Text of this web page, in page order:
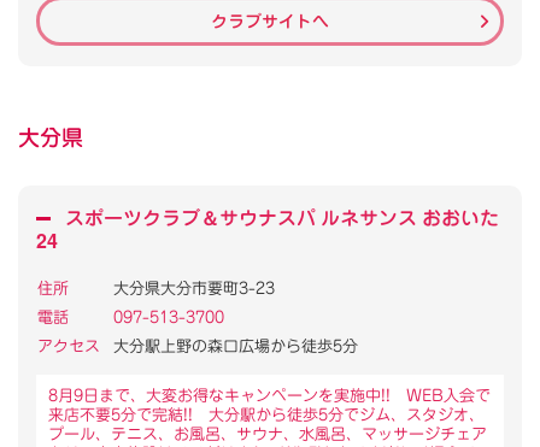
クラブサイトへ
大分県
スポーツクラブ＆サウナスパ ルネサンス おおいた
24
住所
大分県大分市要町3-23
電話
097-513-3700
アクセス
大分駅上野の森口広場から徒歩5分
8月9日まで、大変お得なキャンペーンを実施中!! WEB入会で
来店不要5分で完結!! 大分駅から徒歩5分でジム、スタジオ、
プール、テニス、お風呂、サウナ、水風呂、マッサージチェア